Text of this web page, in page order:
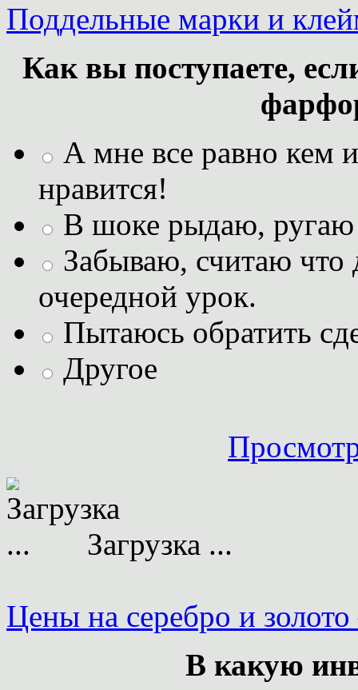
Поддельные марки и
Как вы поступаете,
А мне все равно кем
нравится!
В шоке рыдаю, ругаю
Забываю, считаю
очередной урок.
Пытаюсь обратить
Другое
Загрузка ...
Цены на серебро и
В какую